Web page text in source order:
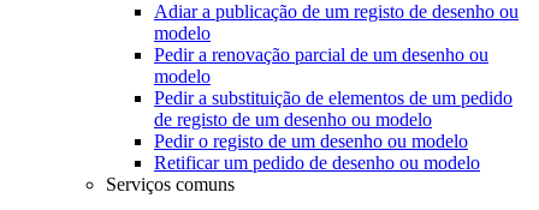
Adiar a publicação de um registo de desenho ou
modelo
Pedir a renovação parcial de um desenho ou
modelo
Pedir a substituição de elementos de um pedido
de registo de um desenho ou modelo
Pedir o registo de um desenho ou modelo
Retificar um pedido de desenho ou modelo
Serviços comuns